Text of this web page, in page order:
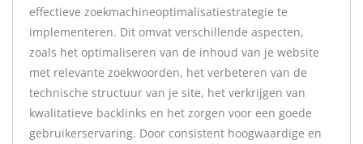
effectieve zoekmachineoptimalisatiestrategie te
implementeren. Dit omvat verschillende aspecten,
zoals het optimaliseren van de inhoud van je website
met relevante zoekwoorden, het verbeteren van de
technische structuur van je site, het verkrijgen van
kwalitatieve backlinks en het zorgen voor een goede
gebruikerservaring. Door consistent hoogwaardige en